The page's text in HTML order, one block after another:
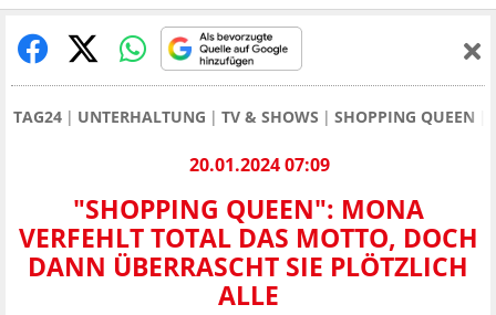
TAG24 UNTERHALTUNG TV & SHOWS SHOPPING QUEEN
20.01.2024 07:09
"SHOPPING QUEEN": MONA
VERFEHLT TOTAL DAS MOTTO, DOCH
DANN ÜBERRASCHT SIE PLÖTZLICH
ALLE